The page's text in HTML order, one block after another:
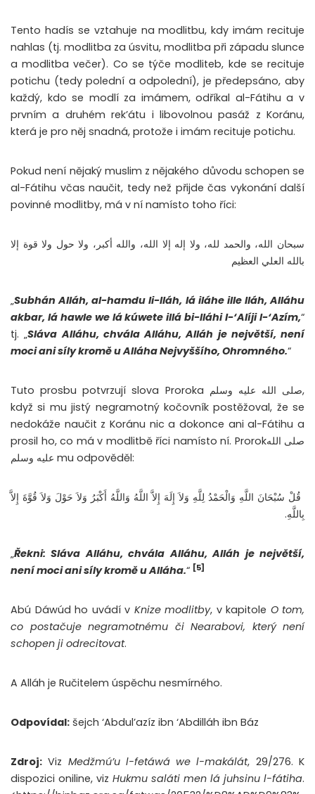
Tento hadís se vztahuje na modlitbu, kdy imám recituje
nahlas (tj. modlitba za úsvitu, modlitba při západu slunce
a modlitba večer). Co se týče modliteb, kde se recituje
potichu (tedy polední a odpolední), je předepsáno, aby
každý, kdo se modlí za imámem, odříkal al-Fátihu a v
prvním a druhém rek’átu i libovolnou pasáž z Koránu,
která je pro něj snadná, protože i imám recituje potichu.
Pokud není nějaký muslim z nějakého důvodu schopen se
al-Fátihu včas naučit, tedy než přijde čas vykonání další
povinné modlitby, má v ní namísto toho říci:
سبحان الله، والحمد لله، ولا إله إلا الله، والله أكبر، ولا حول ولا قوة إلا
بالله العلي العظيم
„Subhán Alláh, al-hamdu li-lláh, lá iláhe ille lláh, Alláhu
akbar, lá hawle we lá kúwete illá bi-lláhi l-‘Alíji l-‘Azím,“
tj. „Sláva Alláhu, chvála Alláhu, Alláh je největší, není
moci ani síly kromě u Alláha Nejvyššího, Ohromného.“
Tuto prosbu potvrzují slova Proroka صلى الله عليه وسلم,
když si mu jistý negramotný kočovník postěžoval, že se
nedokáže naučit z Koránu nic a dokonce ani al-Fátihu a
prosil ho, co má v modlitbě říci namísto ní. Prorokصلى الله
عليه وسلم mu odpověděl:
‏ قُلْ سُبْحَانَ اللَّهِ وَالْحَمْدُ لِلَّهِ وَلاَ إِلَهَ إِلاَّ اللَّهُ وَاللَّهُ أَكْبَرُ وَلاَ حَوْلَ وَلاَ قُوَّةَ إِلاَّ
بِاللَّهِ.
„Řekni: Sláva Alláhu, chvála Alláhu, Alláh je největší,
není moci ani síly kromě u Alláha.“ [5]
Abú Dáwúd ho uvádí v Knize modlitby, v kapitole O tom,
co postačuje negramotnému či Nearabovi, který není
schopen ji odrecitovat.
A Alláh je Ručitelem úspěchu nesmírného.
Odpovídal: šejch ‘Abdul’azíz ibn ‘Abdilláh ibn Báz
Zdroj: Viz Medžmú’u l-fetáwá we l-makálát, 29/276. K
dispozici oniline, viz Hukmu saláti men lá juhsinu l-fátiha.